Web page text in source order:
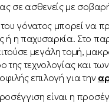
σε ασθενείς με
γόνατος μπορεί να
ή η παχυσαρκία. Στο
μεγάλη τομή,
της τεχνολογίας και
επιλογή για την
είναι η